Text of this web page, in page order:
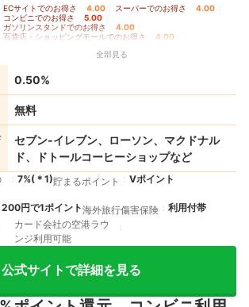
ECサイトでのお得さ 4.00 スーパーでのお得さ 4.00
コンビニでのお得さ 5.00
ガソリンスタンドでのお得さ 4.00
百貨店・ショッピングモールでのお得さ 4.00
3.50｜
ドラッグストアでのお得さ
公共料金支払いでのお得さ
クレカ積立でのお得さ
その他の店舗・サービスでのお得さ 3.50｜
ポイントの貯めやすさ
ポイントの使いやすさ
全部見る
0.50%
無料
セブン‐イレブン、ローソン、マクドナル
ド、ドトールコーヒーショップなど
7%(＊ 1)貯まるポイント Vポイント
200円で1ポイント海外旅行傷害保険
利用付帯
カード会社の空港ラウ
ンジ利用可能
公式サイトで詳細を見る